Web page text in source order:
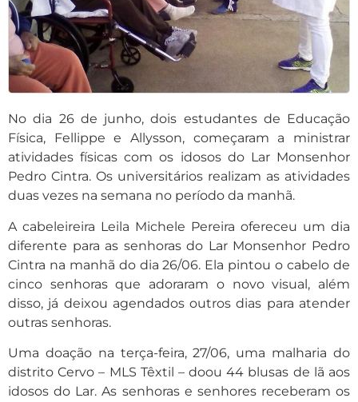
No dia 26 de junho, dois estudantes de Educação
Física, Fellippe e Allysson, começaram a ministrar
atividades físicas com os idosos do Lar Monsenhor
Pedro Cintra. Os universitários realizam as atividades
duas vezes na semana no período da manhã.
A cabeleireira Leila Michele Pereira ofereceu um dia
diferente para as senhoras do Lar Monsenhor Pedro
Cintra na manhã do dia 26/06. Ela pintou o cabelo de
cinco senhoras que adoraram o novo visual, além
disso, já deixou agendados outros dias para atender
outras senhoras.
Uma doação na terça-feira, 27/06, uma malharia do
distrito Cervo – MLS Têxtil – doou 44 blusas de lã aos
idosos do Lar. As senhoras e senhores receberam os